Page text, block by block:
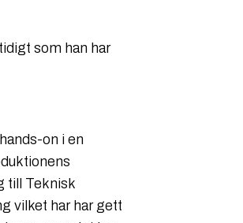
som han har
on i en
till Teknisk
vilket har har gett